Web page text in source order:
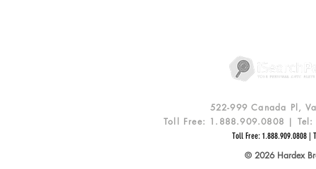
522-999 Canada Pl,
Toll Free: 1.888.909.0808 |
Toll Free: 1.888.909.0808 |
© 2026 Hardex